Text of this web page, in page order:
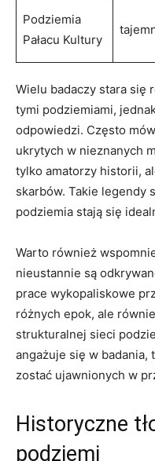
Podziemia
Pałacu Kultury
Wielu badaczy stara się
tymi podziemiami,
odpowiedzi. Często
ukrytych w nieznanych
tylko amatorzy historii,
skarbów. Takie legendy
podziemia stają się
Warto również
nieustannie są
prace wykopaliskowe
różnych epok, ale
strukturalnej sieci
angażuje się w
zostać ujawnionych w
Historyczne
podziemi